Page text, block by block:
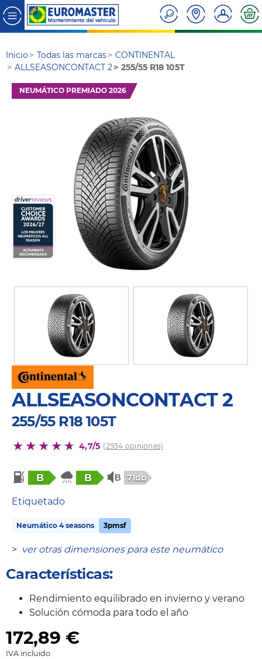
Inicio Todas las marcas
CONTINENTAL
ALLSEASONCONTACT 2
255/55 R18 105T
NEUMÁTICO PREMIADO 2026
ALLSEASONCONTACT 2
255/55 R18 105T
4,7/5 (2934 opiniones)
B B 71db
Etiquetado
Neumático 4 seasons 3pmsf
> ver otras dimensiones para este neumático
Características:
Rendimiento equilibrado en invierno y verano
Solución cómoda para todo el año
172,89 €
IVA incluido